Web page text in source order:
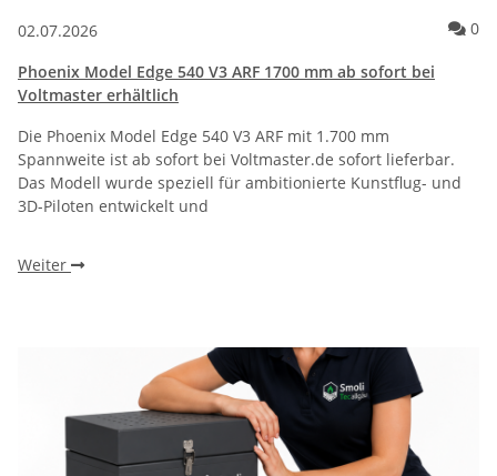
02.07.2026 0
Phoenix Model Edge 540 V3 ARF 1700 mm ab sofort bei
Voltmaster erhältlich
Die Phoenix Model Edge 540 V3 ARF mit 1.700 mm
Spannweite ist ab sofort bei Voltmaster.de sofort lieferbar.
Das Modell wurde speziell für ambitionierte Kunstflug- und
3D-Piloten entwickelt und
Weiter